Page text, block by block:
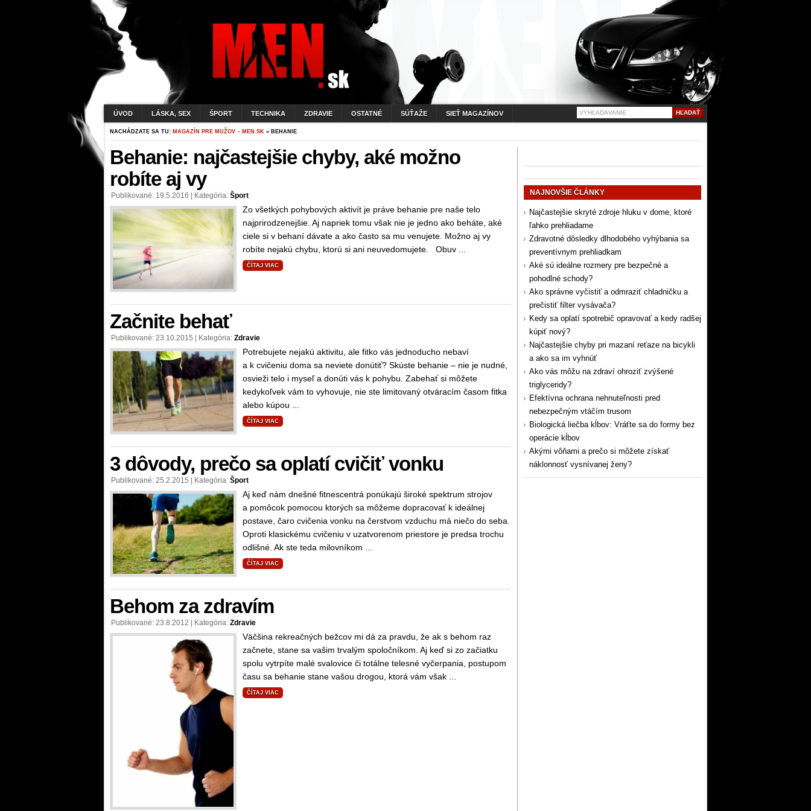
ÚVOD LÁSKA, SEX ŠPORT TECHNIKA ZDRAVIE OSTATNÉ SÚŤAŽE SIEŤ MAGAZÍNOV
NACHÁDZATE SA TU: MAGAZÍN PRE MUŽOV – MEN.SK » BEHANIE
Behanie: najčastejšie chyby, aké možno
robíte aj vy
Publikované: 19.5.2016 | Kategória: Šport
Zo všetkých pohybových aktivít je práve behanie pre naše telo
najprirodzenejšie. Aj napriek tomu však nie je jedno ako beháte, aké
ciele si v behaní dávate a ako často sa mu venujete. Možno aj vy
robíte nejakú chybu, ktorú si ani neuvedomujete. Obuv ...
ČÍTAJ VIAC
Začnite behať
Publikované: 23.10.2015 | Kategória: Zdravie
Potrebujete nejakú aktivitu, ale fitko vás jednoducho nebaví
a k cvičeniu doma sa neviete donútiť? Skúste behanie – nie je nudné,
osvieži telo i myseľ a donúti vás k pohybu. Zabehať si môžete
kedykoľvek vám to vyhovuje, nie ste limitovaný otváracím časom fitka
alebo kúpou ...
ČÍTAJ VIAC
3 dôvody, prečo sa oplatí cvičiť vonku
Publikované: 25.2.2015 | Kategória: Šport
Aj keď nám dnešné fitnescentrá ponúkajú široké spektrum strojov
a pomôcok pomocou ktorých sa môžeme dopracovať k ideálnej
postave, čaro cvičenia vonku na čerstvom vzduchu má niečo do seba.
Oproti klasickému cvičeniu v uzatvorenom priestore je predsa trochu
odlišné. Ak ste teda milovníkom ...
ČÍTAJ VIAC
Behom za zdravím
Publikované: 23.8.2012 | Kategória: Zdravie
Väčšina rekreačných bežcov mi dá za pravdu, že ak s behom raz
začnete, stane sa vašim trvalým spoločníkom. Aj keď si zo začiatku
spolu vytrpíte malé svalovice či totálne telesné vyčerpania, postupom
času sa behanie stane vašou drogou, ktorá vám však ...
ČÍTAJ VIAC
NAJNOVŠIE ČLÁNKY
Najčastejšie skryté zdroje hluku v dome, ktoré
ľahko prehliadame
Zdravotné dôsledky dlhodobého vyhýbania sa
preventívnym prehliadkam
Aké sú ideálne rozmery pre bezpečné a
pohodlné schody?
Ako správne vyčistiť a odmraziť chladničku a
prečistiť filter vysávača?
Kedy sa oplatí spotrebič opravovať a kedy radšej
kúpiť nový?
Najčastejšie chyby pri mazaní reťaze na bicykli
a ako sa im vyhnúť
Ako vás môžu na zdraví ohroziť zvýšené
triglyceridy?
Efektívna ochrana nehnuteľnosti pred
nebezpečným vtáčím trusom
Biologická liečba kĺbov: Vráťte sa do formy bez
operácie kĺbov
Akými vôňami a prečo si môžete získať
náklonnosť vysnívanej ženy?